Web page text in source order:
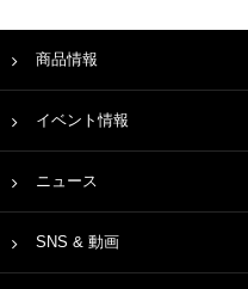
商品情報
イベント情報
ニュース
SNS & 動画